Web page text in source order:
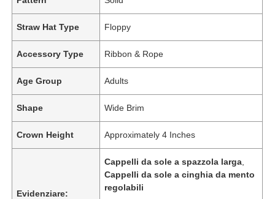
Straw Hat Type Floppy
Accessory Type Ribbon & Rope
Age Group Adults
Shape Wide Brim
Crown Height Approximately 4 Inches
Evidenziare:
Cappelli da sole a spazzola larga
Cappelli da sole a cinghia da mento
regolabili